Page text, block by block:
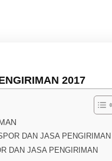
2017
DAN JASA PENGIRIMAN
DAN JASA PENGIRIMAN